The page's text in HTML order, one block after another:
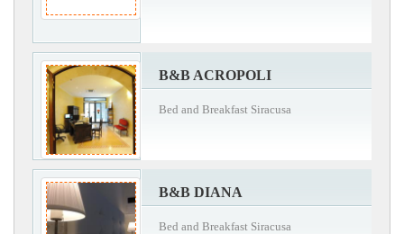
B&B ACROPOLI
Bed and Breakfast Siracusa
B&B DIANA
Bed and Breakfast Siracusa